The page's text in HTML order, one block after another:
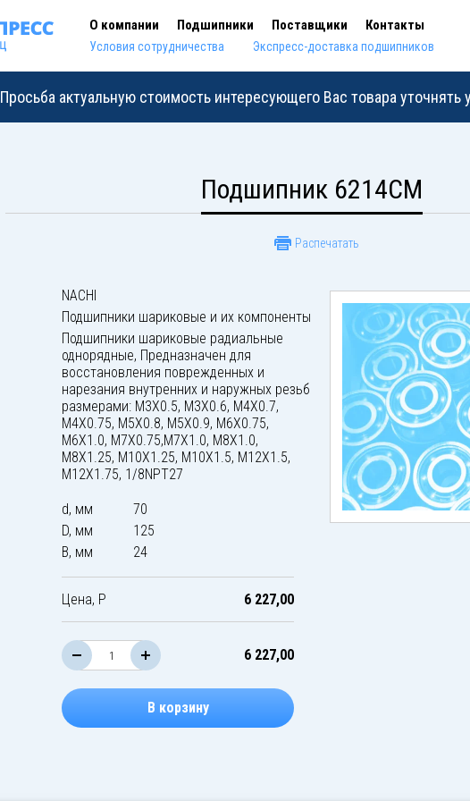
О компании Подшипники Поставщики Контакты
Условия сотрудничества Экспресс-доставка подшипников
Просьба актуальную стоимость интересующего Вас товара
Подшипник 6214CM
Распечатать
NACHI
Подшипники шариковые и их компоненты
Подшипники шариковые радиальные
однорядные, Предназначен для
восстановления поврежденных и
нарезания внутренних и наружных резьб
размерами: M3X0.5, M3X0.6, M4X0.7,
M4X0.75, M5X0.8, M5X0.9, M6X0.75,
M6X1.0, M7X0.75,M7X1.0, M8X1.0,
M8X1.25, M10X1.25, M10X1.5, M12X1.5,
M12X1.75, 1/8NPT27
d, мм
70
D, мм
125
B, мм
24
Цена, Р 6 227,00
6 227,00
В корзину